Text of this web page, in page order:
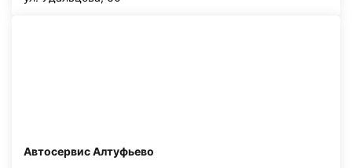
Автосервис Алтуфьево